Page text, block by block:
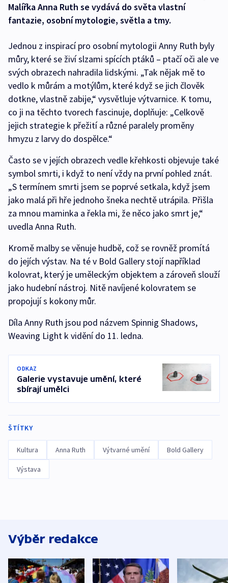
Malířka Anna Ruth se vydává do světa vlastní
fantazie, osobní mytologie, světla a tmy.
Jednou z inspirací pro osobní mytologii Anny Ruth byly
můry, které se živí slzami spících ptáků – ptačí oči ale ve
svých obrazech nahradila lidskými. „Tak nějak mě to
vedlo k můrám a motýlům, které když se jich člověk
dotkne, vlastně zabije,“ vysvětluje výtvarnice. K tomu,
co ji na těchto tvorech fascinuje, doplňuje: „Celkově
jejich strategie k přežití a různé paralely proměny
hmyzu z larvy do dospělce.“
Často se v jejích obrazech vedle křehkosti objevuje také
symbol smrti, i když to není vždy na první pohled znát.
„S termínem smrti jsem se poprvé setkala, když jsem
jako malá při hře jednoho šneka nechtě utrápila. Přišla
za mnou maminka a řekla mi, že něco jako smrt je,“
uvedla Anna Ruth.
Kromě malby se věnuje hudbě, což se rovněž promítá
do jejích výstav. Na té v Bold Gallery stojí například
kolovrat, který je uměleckým objektem a zároveň slouží
jako hudební nástroj. Nitě navíjené kolovratem se
propojují s kokony můr.
Díla Anny Ruth jsou pod názvem Spinnig Shadows,
Weaving Light k vidění do 11. ledna.
ODKAZ
Galerie vystavuje umění, které
sbírají umělci
ŠTÍTKY
Kultura Anna Ruth Výtvarné umění Bold Gallery
Výstava
Výběr redakce